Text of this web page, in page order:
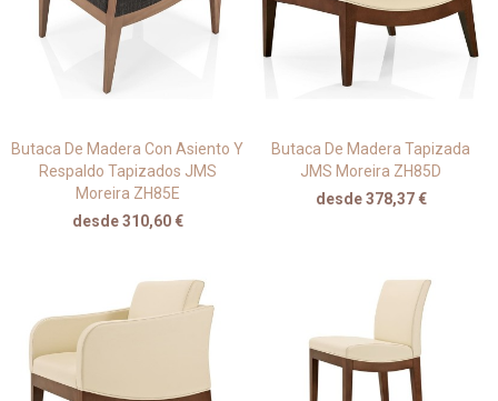
Butaca De Madera Con Asiento Y
Respaldo Tapizados JMS
Moreira ZH85E
desde 310,60 €
Butaca De Madera Tapizada
JMS Moreira ZH85D
desde 378,37 €